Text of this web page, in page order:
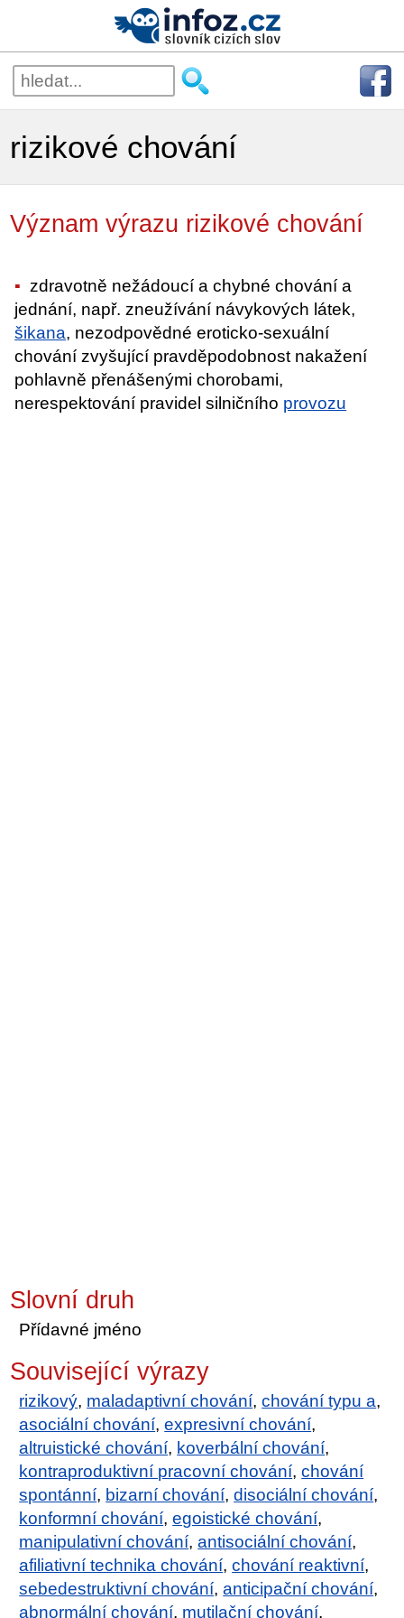
rizikové chování
Význam výrazu rizikové chování
zdravotně nežádoucí a chybné chování a
jednání, např. zneužívání návykových látek,
šikana, nezodpovědné eroticko-sexuální
chování zvyšující pravděpodobnost nakažení
pohlavně přenášenými chorobami,
nerespektování pravidel silničního provozu
Slovní druh
Přídavné jméno
Související výrazy
rizikový, maladaptivní chování,chování typu a,
asociální chování,expresivní chování,
altruistické chování, koverbální chování,
kontraproduktivní pracovní chování,chování
spontánní, bizarní chování,disociální chování,
konformní chování,egoistické chování,
manipulativní chování,antisociální chování,
afiliativní technika chování,chování reaktivní,
sebedestruktivní chování,anticipační chování,
abnormální chování, mutilační chování,